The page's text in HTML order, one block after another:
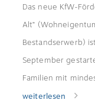
Das neue KfW-
Alt“
Bestandserwerb)
September
Familien mit
minderjährigen
weiterlesen